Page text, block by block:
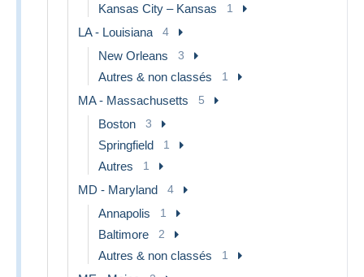
Kansas City – Kansas 1
LA - Louisiana 4
New Orleans 3
Autres & non classés 1
MA - Massachusetts 5
Boston 3
Springfield 1
Autres 1
MD - Maryland 4
Annapolis 1
Baltimore 2
Autres & non classés 1